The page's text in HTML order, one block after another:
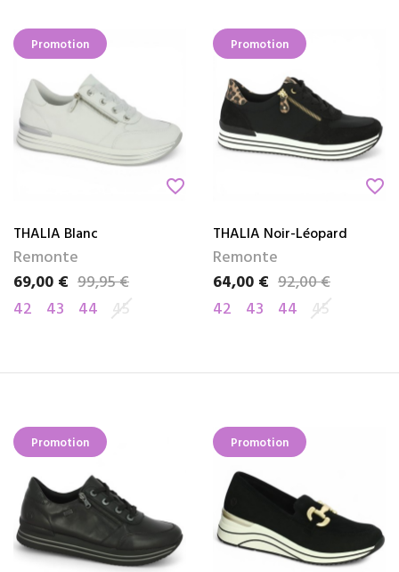
Promotion
favorite_border
THALIA Blanc
Remonte
Prix
69,00 €
Prix de base99,95 €
42
43 44 45
Promotion
favorite_border
THALIA Noir-Léopard
Remonte
Prix
64,00 €
Prix de base92,00 €
42
43 44 45
Promotion Promotion